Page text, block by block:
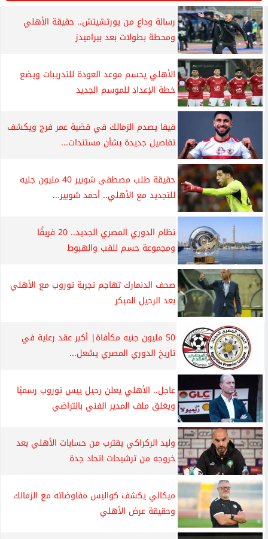
رسالة وداع من يورتشيتش.. حقيقة الأهلي
ومحطة بطولات بعد بيراميدز
الأهلي يحسم موعد العودة للتدريبات ويضع
خطة الإعداد للموسم الجديد
فيفا يصدم الزمالك في قضية عمر فرج ويكشف
تفاصيل جديدة بشأن مستندات...
حقيقة طلب مصطفى شوبير 40 مليون جنيه
للتجديد مع الأهلي.. أحمد شوبير...
نظام الدوري المصري الجديد.. 20 فريقًا
ومجموعة حسم للقب والهبوط
صحف الدنمارك تهاجم تجربة توروب مع الأهلي
بعد الرحيل المبكر
50 مليون جنيه مكأفاة| أكبر عقد رعاية في
تاريخ الدوري المصري يشعل...
عاجل.. الأهلي يعلن رحيل ييس توروب رسميًا
ويغلق ملف المدير الفني بالتراضي
وليد الركراكي يقترب من حسابات الأهلي بعد
خروجه من ترشيحات اتحاد جدة
ميكالي يكشف كواليس مفاوضاته مع الزمالك
وحقيقة عرض الأهلي